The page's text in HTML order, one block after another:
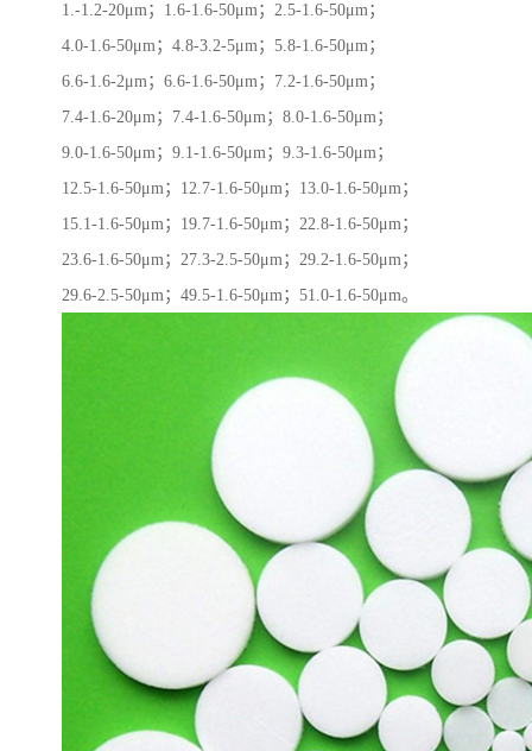
1.-1.2-20μm；1.6-1.6-50μm；2.5-1.6-50μm；
4.0-1.6-50μm；4.8-3.2-5μm；5.8-1.6-50μm；
6.6-1.6-2μm；6.6-1.6-50μm；7.2-1.6-50μm；
7.4-1.6-20μm；7.4-1.6-50μm；8.0-1.6-50μm；
9.0-1.6-50μm；9.1-1.6-50μm；9.3-1.6-50μm；
12.5-1.6-50μm；12.7-1.6-50μm；13.0-1.6-50μm；
15.1-1.6-50μm；19.7-1.6-50μm；22.8-1.6-50μm；
23.6-1.6-50μm；27.3-2.5-50μm；29.2-1.6-50μm；
29.6-2.5-50μm；49.5-1.6-50μm；51.0-1.6-50μm。